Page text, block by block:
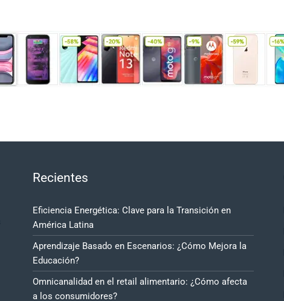
Recientes
Eficiencia Energética: Clave para la Transición en
América Latina
Aprendizaje Basado en Escenarios: ¿Cómo Mejora la
Educación?
Omnicanalidad en el retail alimentario: ¿Cómo afecta
a los consumidores?